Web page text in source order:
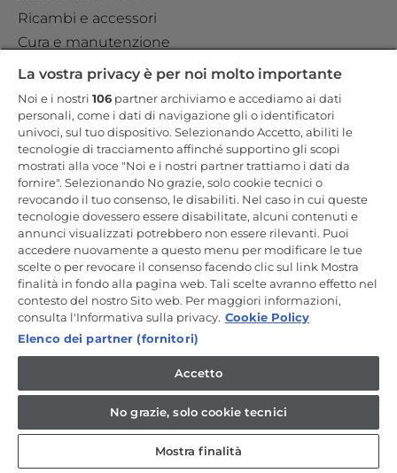
Ricambi e accessori
Cura e manutenzione
Resta in Contatto
Iscriviti Ora
CANDY HOOVER GROUP S.r.I. - a Socio Unico - SEDE LEGALE: Via
Comolli, 57 - 20861 Brugherio (MB) - Italia - SEDI AMMINISTRATIVE:
Via Privata Eden Fumagalli snc - 20861 Brugherio (MB) e Via Trento
n. 20/A-22 - 20871 Vimercate (MB) - Italia - Tel.: +39.039.2086.1 - Fax:
+39.039.2086.237 - Capitale sociale € 35.000.000,00 i.v. - Cod.
Fiscale e n. iscr. al Registro Imprese di Milano-Monza-Brianza-Lodi
04666310158 - P. IVA 00786860965 - Numero REA: MB-1033934 -
direzione e coordinamento di Candy S.p.A. - Casella PEC:
candyhoovergroupsrl@legalmail.it
IT / Italiano
La vostra privacy è per noi molto importante
Noi e i nostri 106 partner archiviamo e accediamo ai dati
personali, come i dati di navigazione gli o identificatori
univoci, sul tuo dispositivo. Selezionando Accetto, abiliti le
tecnologie di tracciamento affinché supportino gli scopi
mostrati alla voce "Noi e i nostri partner trattiamo i dati da
fornire". Selezionando No grazie, solo cookie tecnici o
revocando il tuo consenso, le disabiliti. Nel caso in cui queste
tecnologie dovessero essere disabilitate, alcuni contenuti e
annunci visualizzati potrebbero non essere rilevanti. Puoi
accedere nuovamente a questo menu per modificare le tue
scelte o per revocare il consenso facendo clic sul link Mostra
finalità in fondo alla pagina web. Tali scelte avranno effetto nel
contesto del nostro Sito web. Per maggiori informazioni,
consulta l'Informativa sulla privacy. Cookie Policy
Elenco dei partner (fornitori)
Accetto
No grazie, solo cookie tecnici
Mostra finalità